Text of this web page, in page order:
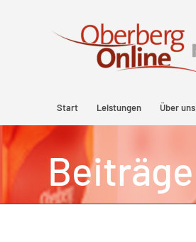
Start Leistungen Über uns
Beiträge